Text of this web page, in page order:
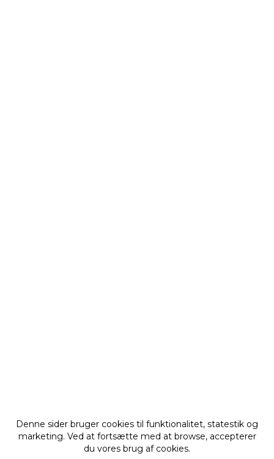
Denne sider bruger cookies til funktionalitet, statestik og
marketing. Ved at fortsætte med at browse, accepterer
du vores brug af cookies.